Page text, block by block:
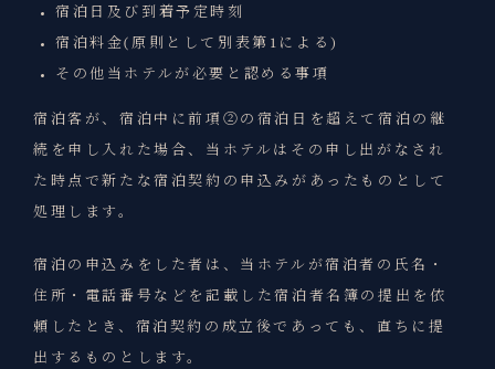
宿泊日及び到着予定時刻
宿泊料金(原則として別表第1による)
その他当ホテルが必要と認める事項
宿泊客が、宿泊中に前項②の宿泊日を超えて宿泊の継
続を申し入れた場合、当ホテルはその申し出がなされ
た時点で新たな宿泊契約の申込みがあったものとして
処理します。
宿泊の申込みをした者は、当ホテルが宿泊者の氏名・
住所・電話番号などを記載した宿泊者名簿の提出を依
頼したとき、宿泊契約の成立後であっても、直ちに提
出するものとします。